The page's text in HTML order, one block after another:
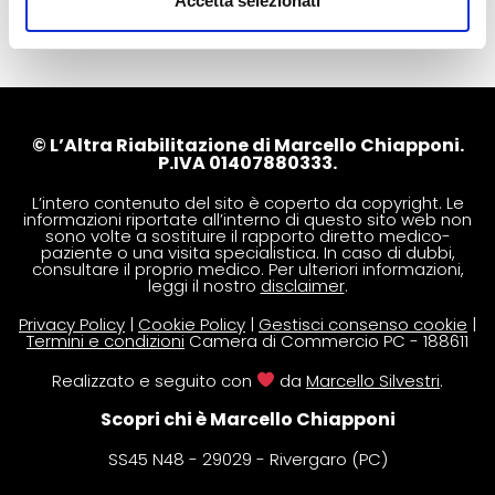
© L’Altra Riabilitazione di Marcello Chiapponi.
P.IVA 01407880333.
L’intero contenuto del sito è coperto da copyright. Le
informazioni riportate all’interno di questo sito web non
sono volte a sostituire il rapporto diretto medico-
paziente o una visita specialistica. In caso di dubbi,
consultare il proprio medico. Per ulteriori informazioni,
leggi il nostro disclaimer.
Privacy Policy | Cookie Policy | Gestisci consenso cookie |
Termini e condizioni Camera di Commercio PC - 188611
Realizzato e seguito con
daMarcello Silvestri.
Scopri chi è Marcello Chiapponi
SS45 N48 - 29029 - Rivergaro (PC)